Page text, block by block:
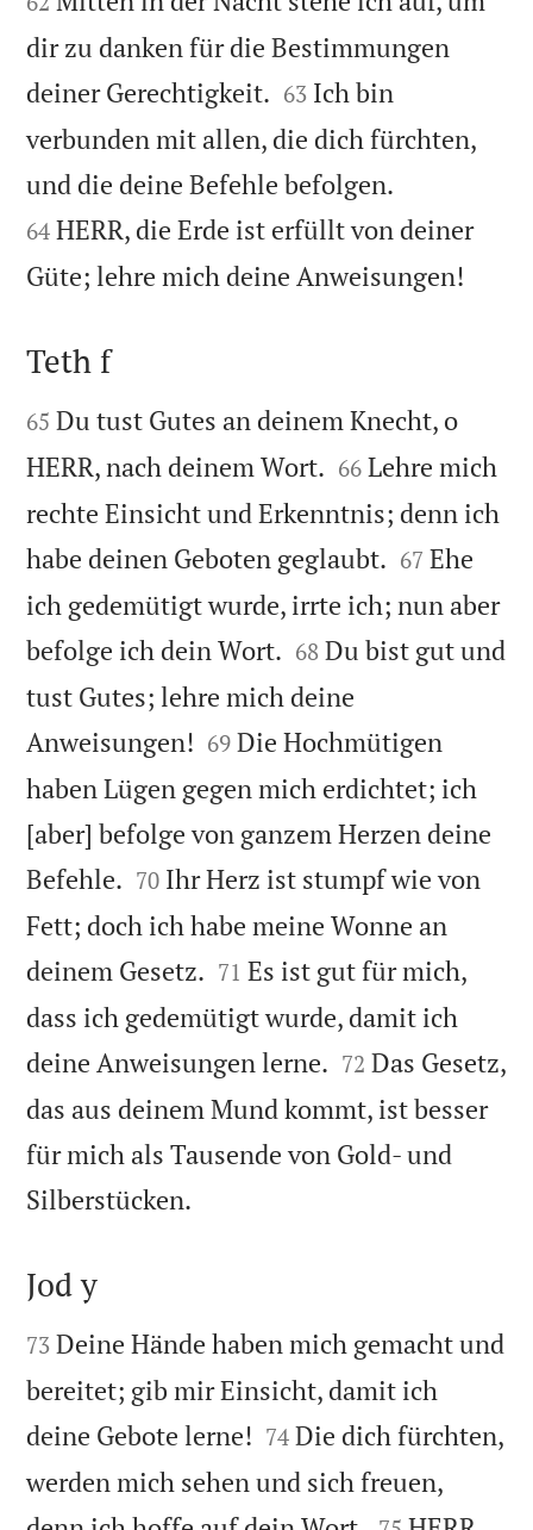
dir zu danken für die Bestimmungen
deiner Gerechtigkeit. 

63 Ich bin
verbunden mit allen, die dich fürchten,
und die deine Befehle befolgen.
64 HERR, die Erde ist erfüllt von deiner
Güte; lehre mich deine Anweisungen!

Teth f

65 Du tust Gutes an deinem Knecht, o
HERR, nach deinem Wort. 

66 Lehre mich
rechte Einsicht und Erkenntnis; denn ich
habe deinen Geboten geglaubt. 

67 Ehe
ich gedemütigt wurde, irrte ich; nun aber
befolge ich dein Wort. 

68 Du bist gut und
tust Gutes; lehre mich deine
Anweisungen! 

69 Die Hochmütigen
haben Lügen gegen mich erdichtet; ich
[aber] befolge von ganzem Herzen deine
Befehle. 

70 Ihr Herz ist stumpf wie von
Fett; doch ich habe meine Wonne an
deinem Gesetz. 

71 Es ist gut für mich,
dass ich gedemütigt wurde, damit ich
deine Anweisungen lerne. 

72 Das Gesetz,
das aus deinem Mund kommt, ist besser
für mich als Tausende von Gold- und
Silberstücken.

Jod y

73 Deine Hände haben mich gemacht und
bereitet; gib mir Einsicht, damit ich
deine Gebote lerne! 

74 Die dich fürchten,
werden mich sehen und sich freuen,